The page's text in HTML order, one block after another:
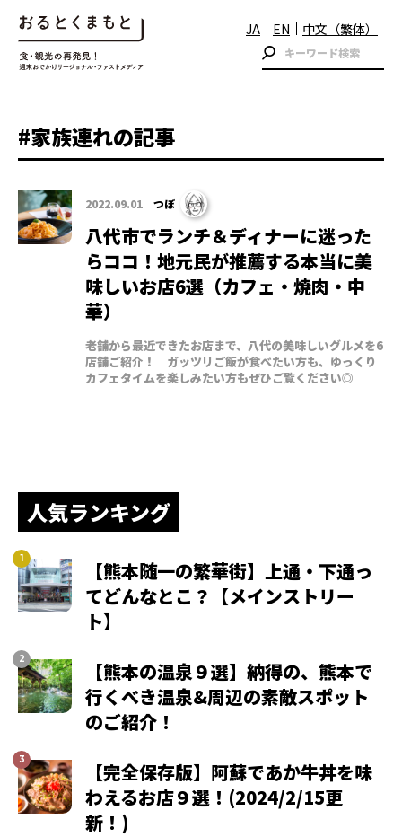
JA EN 中文（繁体）
#家族連れの記事
2022.09.01 つぼ
八代市でランチ＆ディナーに迷った
らココ！地元民が推薦する本当に美
味しいお店6選（カフェ・焼肉・中
華）
老舗から最近できたお店まで、八代の美味しいグルメを6
店舗ご紹介！ ガッツリご飯が食べたい方も、ゆっくり
カフェタイムを楽しみたい方もぜひご覧ください◎
人気ランキング
【熊本随一の繁華街】上通・下通っ
てどんなとこ？【メインストリー
ト】
【熊本の温泉９選】納得の、熊本で
行くべき温泉&周辺の素敵スポット
のご紹介！
【完全保存版】阿蘇であか牛丼を味
わえるお店９選！(2024/2/15更
新！)